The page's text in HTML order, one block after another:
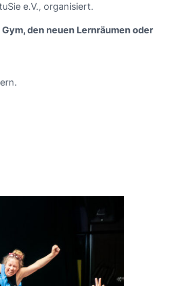
e.V., organisiert.
den neuen Lernräumen oder